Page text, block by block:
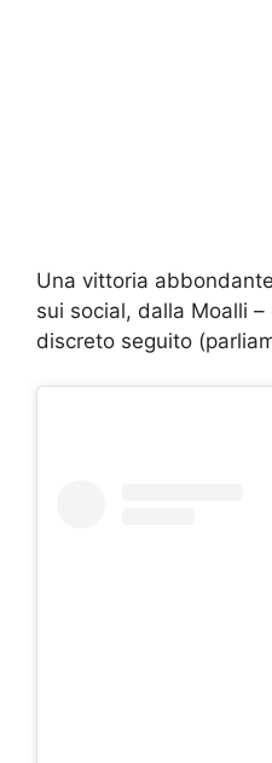
Una vittoria
sui social, dalla Moalli
discreto seguito